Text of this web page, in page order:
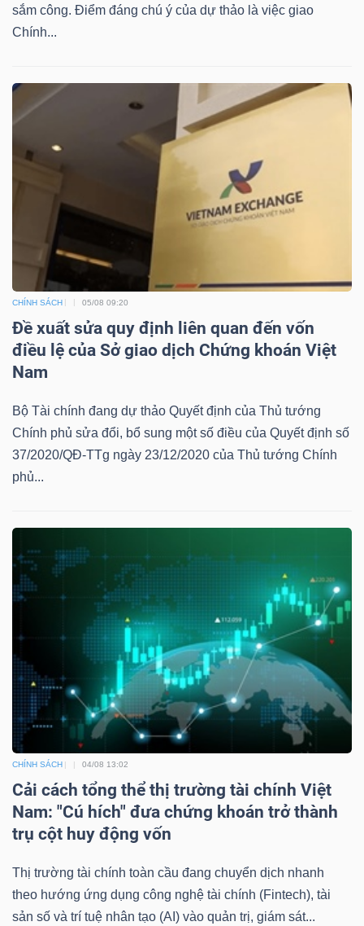
sắm công. Điểm đáng chú ý của dự thảo là việc giao
Chính...
CHÍNH SÁCH 05/08 09:20
Đề xuất sửa quy định liên quan đến vốn
điều lệ của Sở giao dịch Chứng khoán Việt
Nam
Bộ Tài chính đang dự thảo Quyết định của Thủ tướng
Chính phủ sửa đổi, bổ sung một số điều của Quyết định số
37/2020/QĐ-TTg ngày 23/12/2020 của Thủ tướng Chính
phủ...
CHÍNH SÁCH 04/08 13:02
Cải cách tổng thể thị trường tài chính Việt
Nam: "Cú hích" đưa chứng khoán trở thành
trụ cột huy động vốn
Thị trường tài chính toàn cầu đang chuyển dịch nhanh
theo hướng ứng dụng công nghệ tài chính (Fintech), tài
sản số và trí tuệ nhân tạo (AI) vào quản trị, giám sát...